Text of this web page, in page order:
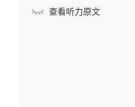
查看听力原文